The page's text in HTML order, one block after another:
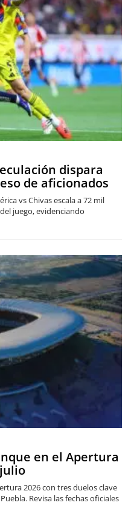
dispara
de aficionados
vs Chivas escala a 72 mil
juego, evidenciando
en el Apertura
2026 con tres duelos clave
Revisa las fechas oficiales